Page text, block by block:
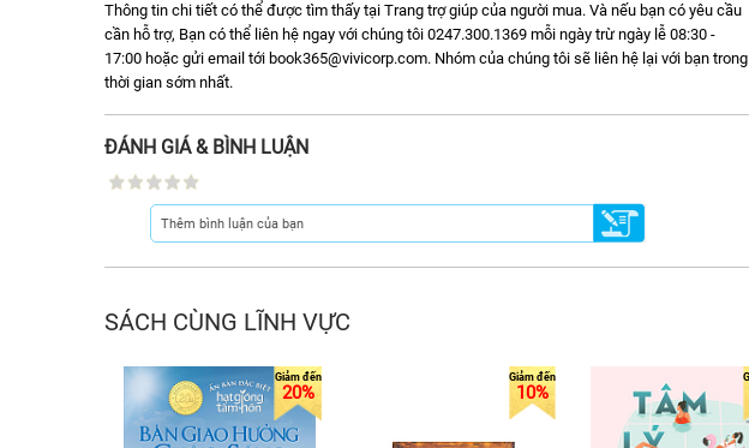
Thông tin chi tiết có thể được tìm thấy tại Trang trợ giúp của người mua. Và nếu bạn có yêu cầu
cần hỗ trợ, Bạn có thể liên hệ ngay với chúng tôi 0247.300.1369 mỗi ngày trừ ngày lễ 08:30 -
17:00 hoặc gửi email tới book365@vivicorp.com. Nhóm của chúng tôi sẽ liên hệ lại với bạn trong
thời gian sớm nhất.
ĐÁNH GIÁ & BÌNH LUẬN
SÁCH CÙNG LĨNH VỰC
20% 10%